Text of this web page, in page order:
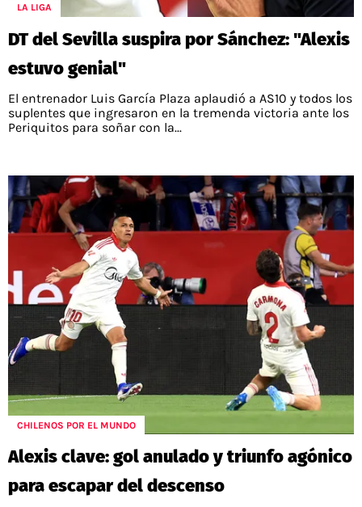
PALESTINO
UNION ESPAÑOLA
CAMPEONATO NACIONAL
GUÍAS
PRONÓSTICOS
APUESTA DEL DÍA
FÚTBOL INTERNACIONAL
COPA LIBERTADORES
COPA SUDAMERICANA
PREMIER LEAGUE
CHAMPIONS LEAGUE
EUROPA LEAGUE
LA LIGA
CHILENOS POR EL MUNDO
ALEXIS SANCHEZ
DAMIAN PIZARRO
MERCADO DE FICHAJES
TENIS
FEMENINO
QUIENES SOMOS
STAFF
TÉRMINOS Y CONDICIONES
AGENDA
POLÍTICAS DE PRIVACIDAD
POLÍTICA EDITORIAL
PUBLICIDAD / ADS
AD CHOICES
SELECCIÓN CHILENA
COLO COLO
UNIVERSIDAD DE CHILE
UNIVERSIDAD CATÓLICA
CAMPEONATO NACIONAL
RESULTADOS
TABLA DE POSICIONES
APUESTAS
LA LIGA
DT del Sevilla suspira por Sánchez: "Alexis
estuvo genial"
El entrenador Luis García Plaza aplaudió a AS10 y todos los
suplentes que ingresaron en la tremenda victoria ante los
Periquitos para soñar con la...
CHILENOS POR EL MUNDO
Alexis clave: gol anulado y triunfo agónico
para escapar del descenso